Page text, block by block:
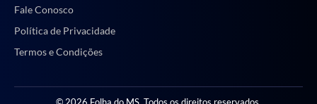
Fale Conosco
Política de Privacidade
Termos e Condições